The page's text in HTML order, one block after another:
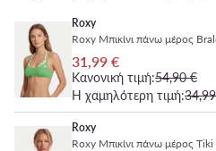
Roxy
Roxy Μπικίνι πάνω μέρος
31,99 €
Κανονική τιμή:54,90 €
Η χαμηλότερη τιμή:
Roxy
Roxy Μπικίνι πάνω μέρος